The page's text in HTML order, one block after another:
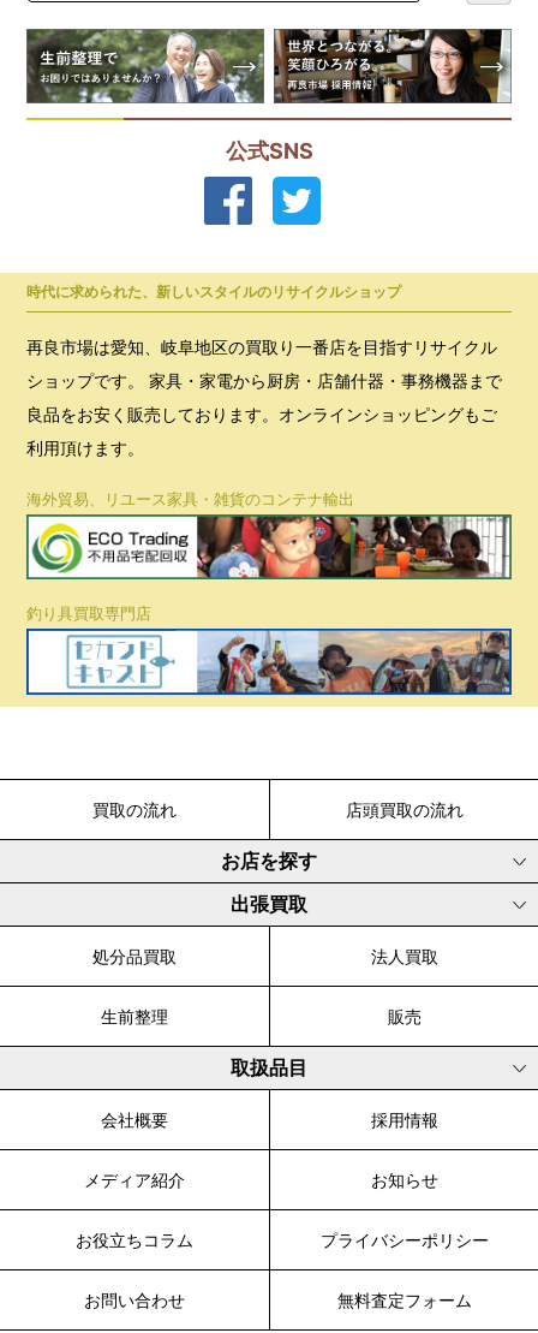
公式SNS
時代に求められた、新しいスタイルのリサイクルショップ
再良市場は愛知、岐阜地区の買取り一番店を目指すリサイクル
ショップです。 家具・家電から厨房・店舗什器・事務機器まで
良品をお安く販売しております。オンラインショッピングもご
利用頂けます。
海外貿易、リユース家具・雑貨のコンテナ輸出
釣り具買取専門店
買取の流れ 店頭買取の流れ
お店を探す
出張買取
処分品買取 法人買取
生前整理 販売
取扱品目
会社概要 採用情報
メディア紹介 お知らせ
お役立ちコラム プライバシーポリシー
お問い合わせ 無料査定フォーム